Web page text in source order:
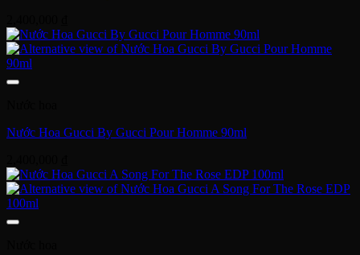
Nước Hoa Gucci By Gucci Pour Homme 90ml